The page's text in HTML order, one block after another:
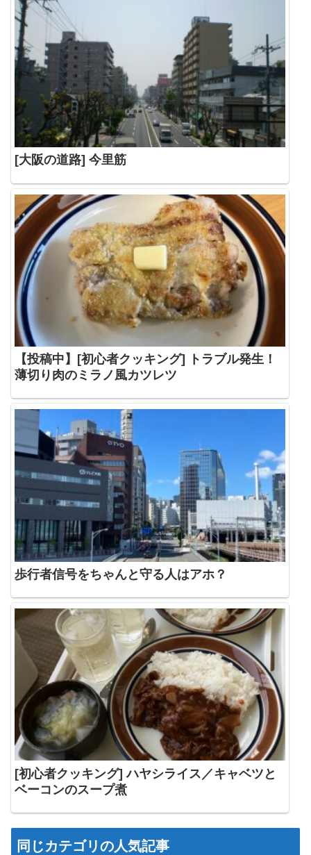
[大阪の道路] 今里筋
【投稿中】[初心者クッキング] トラブル発生！
薄切り肉のミラノ風カツレツ
歩行者信号をちゃんと守る人はアホ？
[初心者クッキング] ハヤシライス／キャベツと
ベーコンのスープ煮
同じカテゴリの人気記事